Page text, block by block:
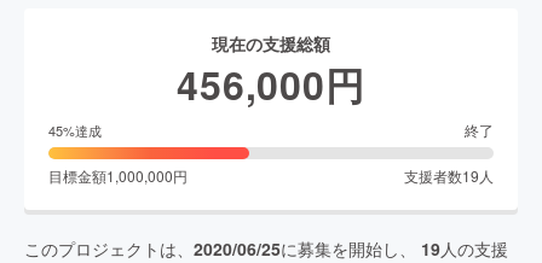
現在の支援総額
456,000円
45%達成 終了
目標金額1,000,000円 支援者数19 人
このプロジェクトは、 2020/06/25に募集を開始し、 19人の支援